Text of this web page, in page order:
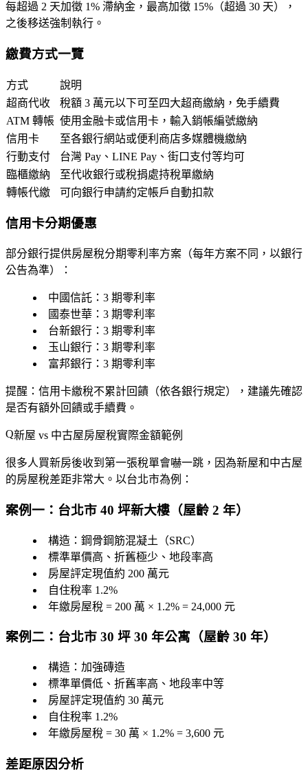
每超過 2 天加徵 1% 滯納金 ，最高加徵 15% （超過 30 天），
之後移送強制執行。
繳費方式一覽
方式
說明
超商代收
稅額 3 萬元以下可至四大超商繳納，免手續費
ATM 轉帳 使用金融卡或信用卡，輸入銷帳編號繳納
信用卡
至各銀行網站或便利商店多媒體機繳納
行動支付
台灣 Pay、LINE Pay、街口支付等均可
臨櫃繳納
至代收銀行或稅捐處持稅單繳納
轉帳代繳
可向銀行申請約定帳戶自動扣款
信用卡分期優惠
部分銀行提供房屋稅分期零利率方案（每年方案不同，以銀行
公告為準）：
中國信託 ：3 期零利率
國泰世華 ：3 期零利率
台新銀行 ：3 期零利率
玉山銀行 ：3 期零利率
富邦銀行 ：3 期零利率
提醒：信用卡繳稅不累計回饋（依各銀行規定），建議先確認
是否有額外回饋或手續費。
新屋 vs 中古屋房屋稅實際金額範例
很多人買新房後收到第一張稅單會嚇一跳，因為新屋和中古屋
的房屋稅差距非常大。以台北市為例：
案例一：台北市 40 坪新大樓（屋齡 2 年）
構造：鋼骨鋼筋混凝土（SRC）
標準單價高、折舊極少、地段率高
房屋評定現值約 200 萬元
自住稅率 1.2%
年繳房屋稅 = 200 萬 × 1.2% = 24,000 元
案例二：台北市 30 坪 30 年公寓（屋齡 30 年）
構造：加強磚造
標準單價低、折舊率高、地段率中等
房屋評定現值約 30 萬元
自住稅率 1.2%
年繳房屋稅 = 30 萬 × 1.2% = 3,600 元
差距原因分析